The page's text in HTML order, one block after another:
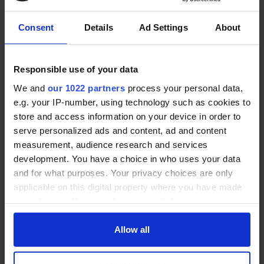
Consent Details Ad Settings About
Responsible use of your data
We and our 1022 partners process your personal data,
e.g. your IP-number, using technology such as cookies to
store and access information on your device in order to
serve personalized ads and content, ad and content
measurement, audience research and services
development. You have a choice in who uses your data
and for what purposes. Your privacy choices are only
applicable on this digital property where you have made
any time from the Cookie Declaration or by clicking on
Allow all
sind einige gängige Typen von Hausnotrufsystemen:
Klassisches Hausnotrufsystem: Dies ist die
grundlegende Form eines Hausnotrufsystems. Es
oder einem Anhänger mit Notrufknopf verbunden
ist. Im Notfall drückt die Person den Knopf, um Hilfe
anzufordern. Das Basisgerät leitet den Notruf an
eine Überwachungsstelle weiter, die entsprechende
Maßnahmen einleitet.
Mobile Hausnotrufsysteme: Diese Systeme bieten
Mobilität und Schutz außerhalb des Hauses. Sie
umfassen tragbare Notrufknöpfe, die über eine
drahtlose Verbindung mit der Basisstation im Haus
Hausnotruf-Apps: Moderne Smartphones können